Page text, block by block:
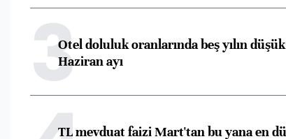
3Otel doluluk oranlarında beş yılın düşük
Haziran ayı
TL mevduat faizi Mart'tan bu yana en